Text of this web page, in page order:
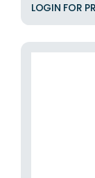
LOGIN FOR